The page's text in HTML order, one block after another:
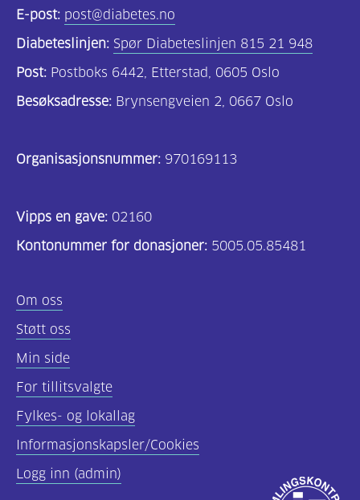
E-post: post@diabetes.no
Diabeteslinjen: Spør Diabeteslinjen 815 21 948
Post: Postboks 6442, Etterstad, 0605 Oslo
Besøksadresse: Brynsengveien 2, 0667 Oslo
Organisasjonsnummer: 970169113
Vipps en gave: 02160
Kontonummer for donasjoner: 5005.05.85481
Om oss
Støtt oss
Min side
For tillitsvalgte
Fylkes- og lokallag
Informasjonskapsler/Cookies
Logg inn (admin)
Godkjent